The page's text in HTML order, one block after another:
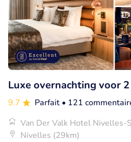
Luxe overnachting voor
9.7 Parfait • 121
Van Der Valk Hotel Nivelles-
Nivelles (29km)